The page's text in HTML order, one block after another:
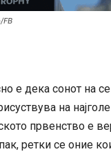
FB
е дека сонот на
на
првенство е
ретки се оние